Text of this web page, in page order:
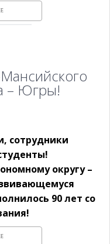
– Югры!
сотрудники
округу –
90 лет со